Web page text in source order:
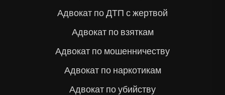
Адвокат по ДТП с жертвой
Адвокат по взяткам
Адвокат по мошенничеству
Адвокат по наркотикам
Адвокат по убийству